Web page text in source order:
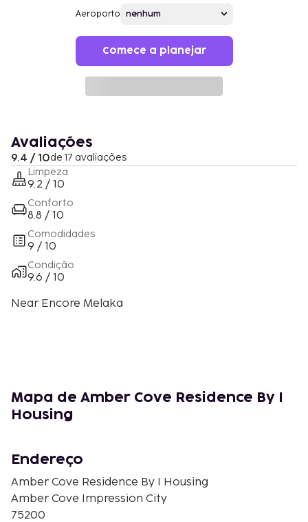
Aeroporto
Comece a planejar
Avaliações
9.4 / 10de 17 avaliações
Limpeza
9.2 / 10
Conforto
8.8 / 10
Comodidades
9 / 10
Condição
9.6 / 10
Near Encore Melaka
Mapa de Amber Cove Residence By I
Housing
Endereço
Amber Cove Residence By I Housing
Amber Cove Impression City
75200